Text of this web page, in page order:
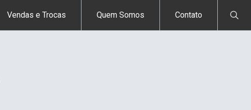
Vendas e Trocas Quem Somos Contato